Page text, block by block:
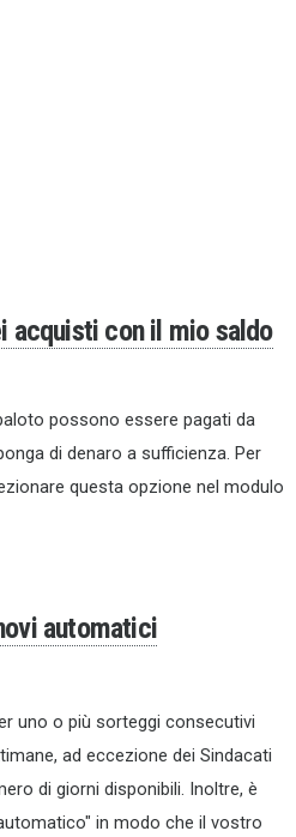
acquisti con il mio saldo
possono essere pagati da
di denaro a sufficienza. Per
questa opzione nel modulo
automatici
uno o più sorteggi consecutivi
ad eccezione dei Sindacati
di giorni disponibili. Inoltre, è
in modo che il vostro